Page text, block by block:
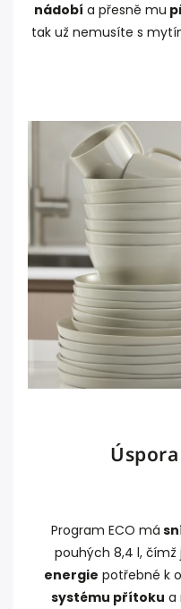
nádobí a přesně mu
tak už nemusíte s
Program ECO má
pouhých 8,4 l, čímž
energie potřebné k
systému přítoku a